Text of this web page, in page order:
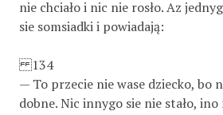
nie chciało i nic nie rosło. Az
sie somsiadki i powiadają:
134
— To przecie nie wase dziecko, bo
dobne. Nic innygo sie nie stało,